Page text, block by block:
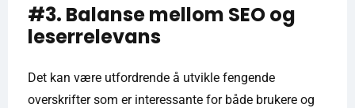
#3. Balanse mellom SEO og
leserrelevans
Det kan være utfordrende å utvikle fengende
overskrifter som er interessante for både brukere og